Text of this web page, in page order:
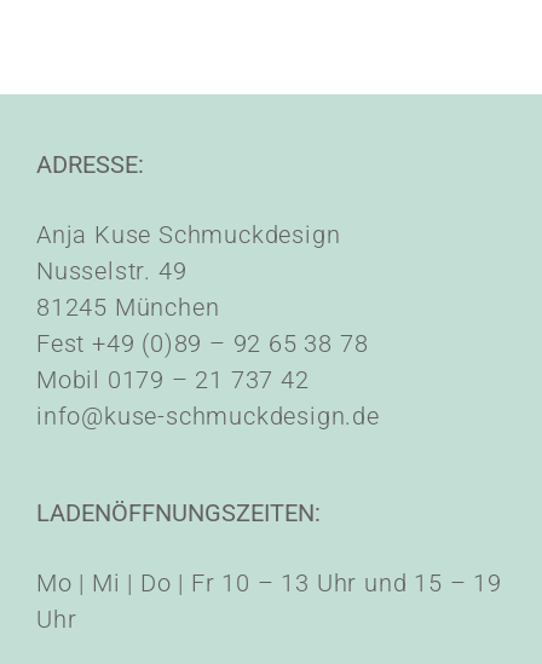
ADRESSE:
Anja Kuse Schmuckdesign
Nusselstr. 49
81245 München
Fest +49 (0)89 – 92 65 38 78
Mobil 0179 – 21 737 42
info@kuse-schmuckdesign.de
LADENÖFFNUNGSZEITEN:
Mo | Mi | Do | Fr 10 – 13 Uhr und 15 – 19
Uhr